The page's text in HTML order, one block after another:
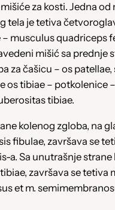
za kosti. Jedna od
tela je tetiva
musculus quadriceps
mišić sa prednje
za čašicu – os patellae,
os tibiae – potkolenice –
tibiae.
kolenog zgloba, na
fibulae, završava se
a. Sa unutrašnje strane
završava se tetiva
et m.